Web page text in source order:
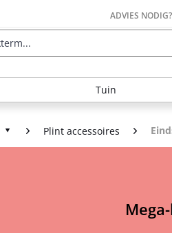
ADVIES
Tuin
Plint accessoires